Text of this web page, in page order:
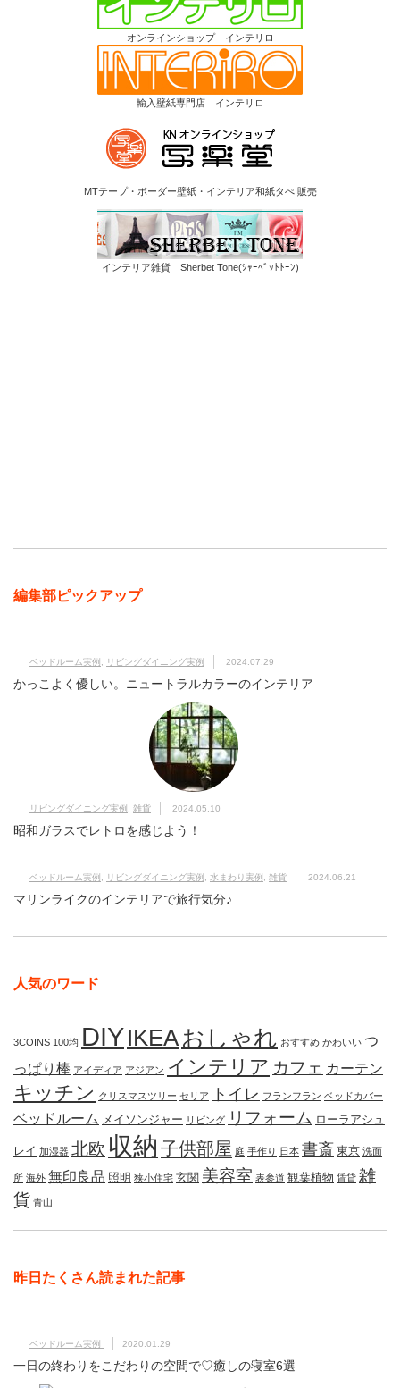
オンラインショップ インテリロ
輸入壁紙専門店 インテリロ
MTテープ・ボーダー壁紙・インテリア和紙タぺ 販売
インテリア雑貨 Sherbet Tone(ｼｬｰﾍﾞｯﾄﾄｰﾝ)
編集部ピックアップ
ベッドルーム実例 リビングダイニング実例 2024.07.29
かっこよく優しい。ニュートラルカラーのインテリア
リビングダイニング実例 雑貨 2024.05.10
昭和ガラスでレトロを感じよう！
ベッドルーム実例 リビングダイニング実例 水まわり実例 雑貨 2024.06.21
マリンライクのインテリアで旅行気分♪
人気のワード
3COINS 100均 DIYIKEAおしゃれ おすすめ かわいい つ
っぱり棒 アイディア アジアン インテリア カフェ カーテン
キッチン クリスマスツリー セリア トイレ フランフラン ベッドカバー
ベッドルーム メイソンジャー リビング リフォーム ローラアシュ
レイ 加湿器 北欧 収納 子供部屋 庭 手作り 日本 書斎 東京 洗面
所 海外 無印良品 照明 狭小住宅 玄関 美容室 表参道 観葉植物 賃貸 雑
貨 青山
昨日たくさん読まれた記事
ベッドルーム実例 2020.01.29
一日の終わりをこだわりの空間で♡癒しの寝室6選